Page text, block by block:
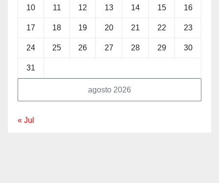
agosto 2026
10 11 12 13 14 15 16
17 18 19 20 21 22 23
24 25 26 27 28 29 30
31
« Jul